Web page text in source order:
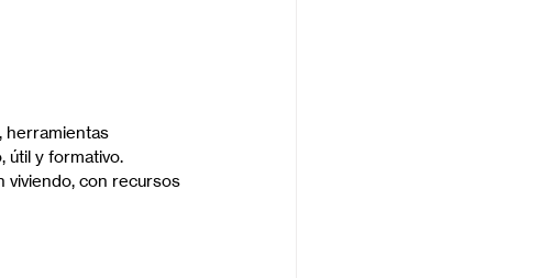
herramientas
útil y formativo.
viviendo, con recursos